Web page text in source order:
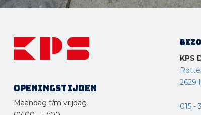
Openingstijden
Maandag t/m vrijdag
KPS
2629
015 -